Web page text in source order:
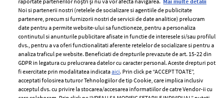
ELLE Style Awards
2024
Despre ELLE
Romania
Contact
Abonamente
Termeni si conditii
Politica de
confidențialitate
Politica de cookies
Publicitate
Noi si partenerii nostri (retelele de socializare si agentiile de publicitate
partenere, precum si furnizorii nostri de servicii de date analitice) prelucram
date pentru a permite website-ului sa functioneze, pentru a personaliza
continutul si anunturile publicitare afisate in functie de interesele si/sau profilul
dvs., pentru a va oferi functionalitati aferente retelelor de socializare si pentru a
analiza traficul pe website. Beneficiati de drepturile prevazute de art. 15-22 din
GDPR in legatura cu prelucrarea datelor cu caracter personal. Aceste drepturi pot
fi exercitate prin modalitatea indicataaici. Prin click pe “ACCEPT TOATE”,
acceptati folosirea tuturor Tehnologiilor de tip Cookie, care implica inclusiv
acceptul dvs. cu privire la stocarea/accesarea informatiilor de catre Vendor-ii cu